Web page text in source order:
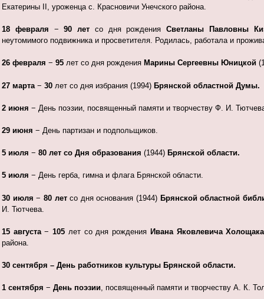
Екатерины II, уроженца с. Красновичи Унечского района.
18 февраля −90 лет со дня рождения Светланы Павловны
неутомимого подвижника и просветителя. Родилась, работала и
26 февраля − 95 лет со дня рождения Марины Сергеевны Юницкой
27 марта − 30 лет со дня избрания (1994) Брянской областной Думы.
2 июня − День поэзии, посвященный памяти и творчеству Ф. И.
29 июня − День партизан и подпольщиков.
5 июля − 80 лет со Дня образования (1944) Брянской области.
5 июля − День герба, гимна и флага Брянской области.
30 июля − 80 летсо дня основания (1944) Брянской областной
И. Тютчева.
15 августа−105 лет со дня рождения Ивана Яковлевича Холощака
района.
30 сентября – День работников культуры Брянской области.
1 сентября − День поэзии, посвященный памяти и творчеству А. К.